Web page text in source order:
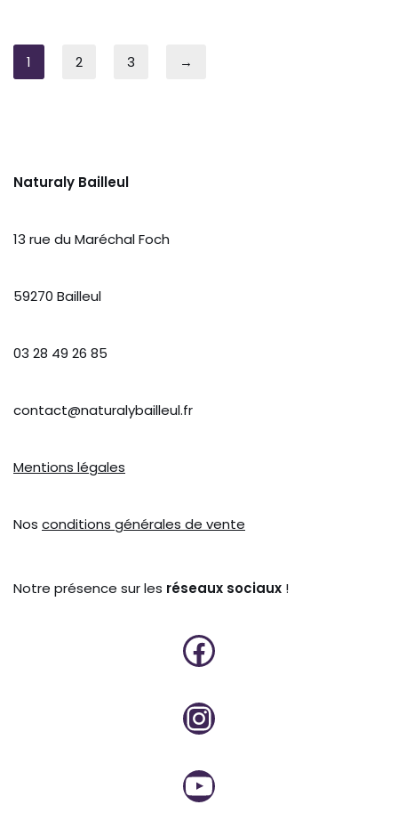
1 2 3 →
Naturaly Bailleul
13 rue du Maréchal Foch
59270 Bailleul
03 28 49 26 85
contact@naturalybailleul.fr
Mentions légales
Nos conditions générales de vente
Notre présence sur les réseaux sociaux !